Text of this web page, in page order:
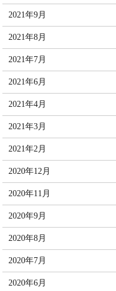
2021年9月
2021年8月
2021年7月
2021年6月
2021年4月
2021年3月
2021年2月
2020年12月
2020年11月
2020年9月
2020年8月
2020年7月
2020年6月